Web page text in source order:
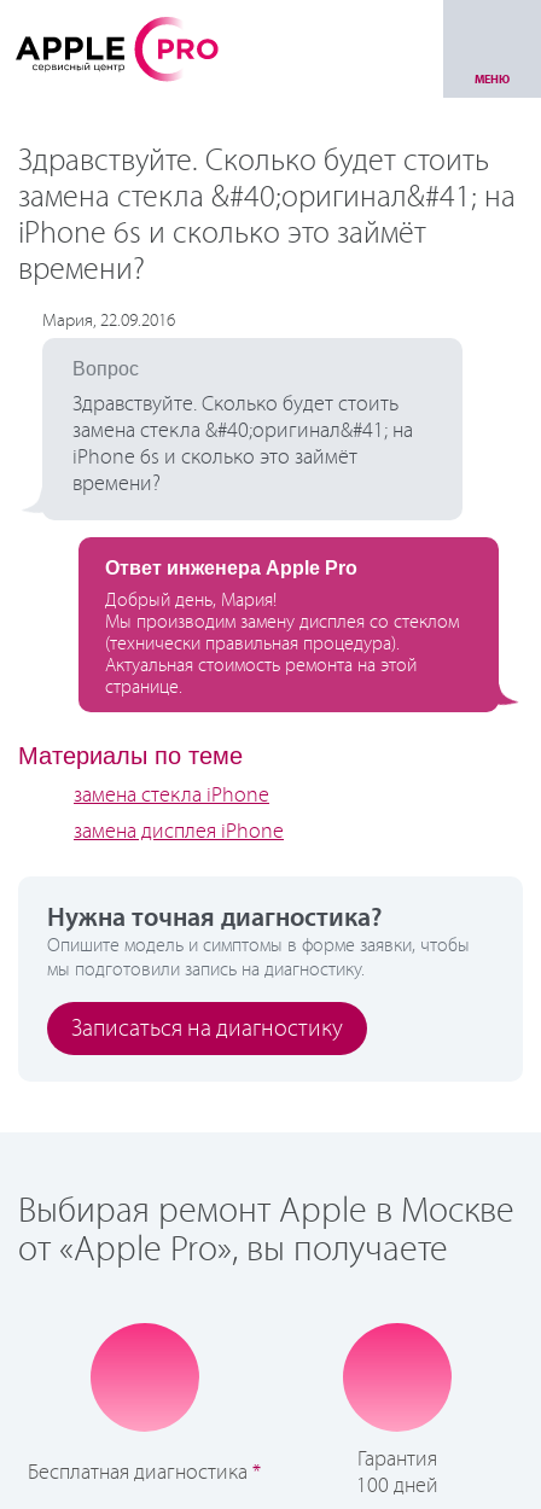
МЕНЮ
Здравствуйте. Сколько будет стоить
замена стекла &#40;оригинал&#41; на
iPhone 6s и сколько это займёт
времени?
Мария, 22.09.2016
Вопрос
Здравствуйте. Сколько будет стоить
замена стекла &#40;оригинал&#41; на
iPhone 6s и сколько это займёт
времени?
Ответ инженера Apple Pro
Добрый день, Мария!
Мы производим замену дисплея со стеклом
(технически правильная процедура).
Актуальная стоимость ремонта на этой
странице.
Материалы по теме
замена стекла iPhone
замена дисплея iPhone
Нужна точная диагностика?
Опишите модель и симптомы в форме заявки, чтобы
мы подготовили запись на диагностику.
Записаться на диагностику
Выбирая ремонт Apple в Москве
от «Apple Pro», вы получаете
Бесплатная диагностика *
Гарантия
100 дней